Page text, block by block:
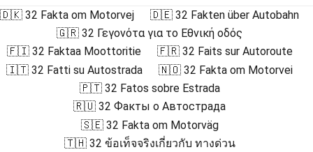
🇩🇰 32 Fakta om Motorvej
🇩🇪 32 Fakten über Autobahn
🇬🇷 32 Γεγονότα για το Εθνική οδός
🇫🇮 32 Faktaa Moottoritie
🇫🇷 32 Faits sur Autoroute
🇮🇹 32 Fatti su Autostrada
🇳🇴 32 Fakta om Motorvei
🇵🇹 32 Fatos sobre Estrada
🇷🇺 32 Факты о Автострада
🇸🇪 32 Fakta om Motorväg
🇹🇭 32 ข้อเท็จจริงเกี่ยวกับ ทางด่วน